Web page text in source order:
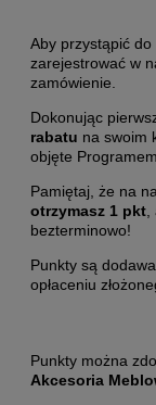
Aby przystąpić
zarejestrować w
zamówienie.
Dokonując
rabatu na swoim
objęte
Pamiętaj, że na
otrzymasz 1 pkt
bezterminowo!
Punkty są
opłaceniu
Punkty można
Akcesoria